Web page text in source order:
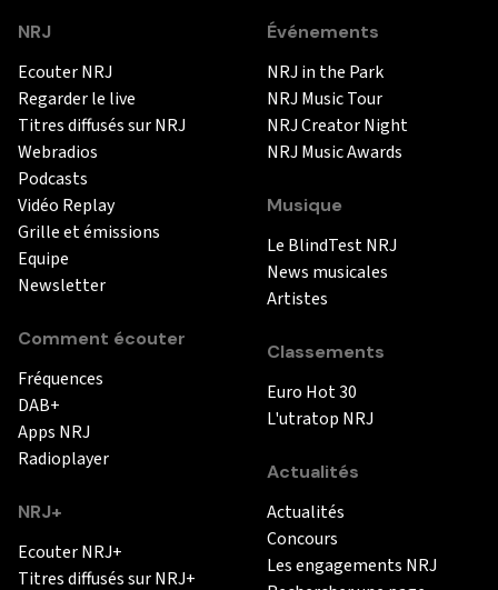
NRJ
Ecouter NRJ
Regarder le live
Titres diffusés sur NRJ
Webradios
Podcasts
Vidéo Replay
Grille et émissions
Equipe
Newsletter
Comment écouter
Fréquences
DAB+
Apps NRJ
Radioplayer
NRJ+
Ecouter NRJ+
Titres diffusés sur NRJ+
Événements
NRJ in the Park
NRJ Music Tour
NRJ Creator Night
NRJ Music Awards
Musique
Le BlindTest NRJ
News musicales
Artistes
Classements
Euro Hot 30
L'utratop NRJ
Actualités
Actualités
Concours
Les engagements NRJ